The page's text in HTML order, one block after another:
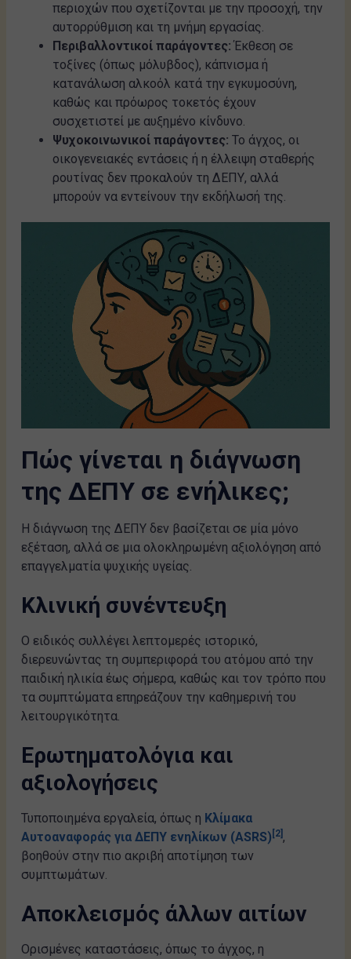
περιοχών που σχετίζονται με την προσοχή, την
αυτορρύθμιση και τη μνήμη εργασίας.
Περιβαλλοντικοί παράγοντες: Έκθεση σε
τοξίνες (όπως μόλυβδος), κάπνισμα ή
κατανάλωση αλκοόλ κατά την εγκυμοσύνη,
καθώς και πρόωρος τοκετός έχουν
συσχετιστεί με αυξημένο κίνδυνο.
Ψυχοκοινωνικοί παράγοντες: Το άγχος, οι
οικογενειακές εντάσεις ή η έλλειψη σταθερής
ρουτίνας δεν προκαλούν τη ΔΕΠΥ, αλλά
μπορούν να εντείνουν την εκδήλωσή της.
Πώς γίνεται η διάγνωση
της ΔΕΠΥ σε ενήλικες;
Η διάγνωση της ΔΕΠΥ δεν βασίζεται σε μία μόνο
εξέταση, αλλά σε μια ολοκληρωμένη αξιολόγηση από
επαγγελματία ψυχικής υγείας.
Κλινική συνέντευξη
Ο ειδικός συλλέγει λεπτομερές ιστορικό,
διερευνώντας τη συμπεριφορά του ατόμου από την
παιδική ηλικία έως σήμερα, καθώς και τον τρόπο που
τα συμπτώματα επηρεάζουν την καθημερινή του
λειτουργικότητα.
Ερωτηματολόγια και
αξιολογήσεις
Τυποποιημένα εργαλεία, όπως η Κλίμακα
Αυτοαναφοράς για ΔΕΠΥ ενηλίκων (ASRS) [2],
βοηθούν στην πιο ακριβή αποτίμηση των
συμπτωμάτων.
Αποκλεισμός άλλων αιτίων
Ορισμένες καταστάσεις, όπως το άγχος, η